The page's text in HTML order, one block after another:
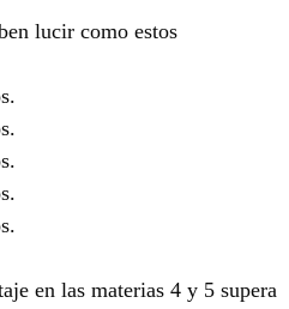
lucir como estos
en las materias 4 y 5 supera